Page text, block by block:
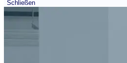
Schließen